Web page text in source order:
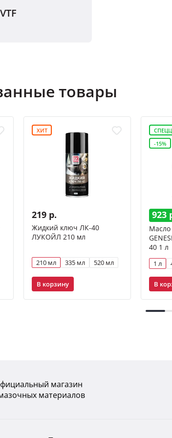
товары
ХИТ
219 р.
Жидкий ключ ЛК-40
ЛУКОЙЛ 210 мл
210 мл 335 мл 520 мл
В корзину
-15%
923
Масло
40 1 л
1 л
В
магазин
материалов